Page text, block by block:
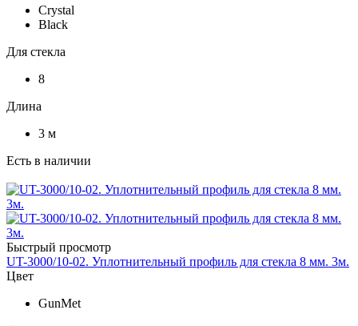
Crystal
Black
Для стекла
8
Длина
3 м
Есть в наличии
Быстрый просмотр
UT-3000/10-02. Уплотнительный профиль для стекла 8 мм. 3м.
Цвет
GunMet